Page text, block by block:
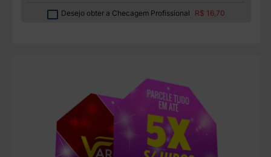
Desejo obter a Checagem Profissional R$ 16,70